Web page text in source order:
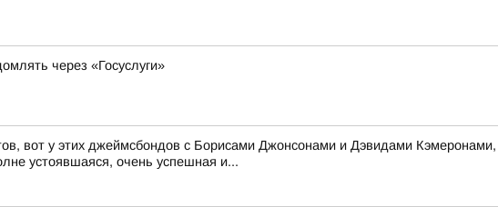
через «Госуслуги»
вот у этих джеймсбондов с Борисами Джонсонами и Дэвидами
устоявшаяся, очень успешная и...